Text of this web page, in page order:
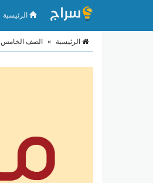
الرئيسية
الرئيسية » الصف الخامس